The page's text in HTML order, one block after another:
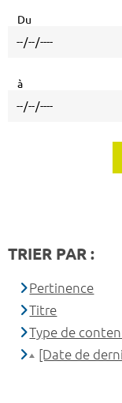
Du
à
TRIER PAR :
Pertinence
Titre
Type de
[Date de